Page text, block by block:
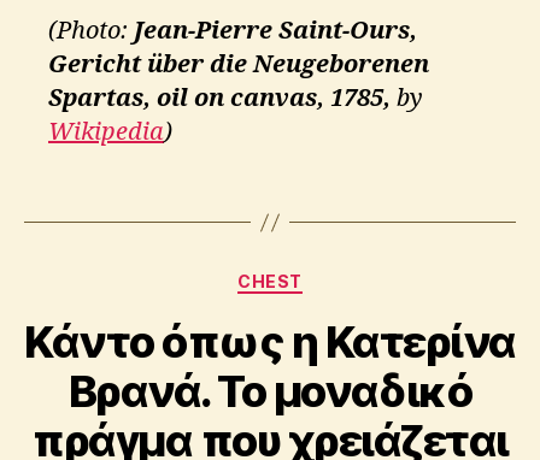
(Photo: Jean-Pierre Saint-Ours,
Gericht über die Neugeborenen
Spartas, oil on canvas, 1785, by
Wikipedia)
tt
,
m
c
k
p
a
st
p
Categories
CHEST
Κάντο όπως η Κατερίνα
Βρανά. Το μοναδικό
πράγμα που χρειάζεται
A
p
o